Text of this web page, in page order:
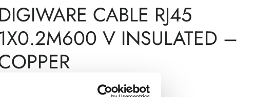
DIGIWARE CABLE RJ45
1X0.2M600 V INSULATED –